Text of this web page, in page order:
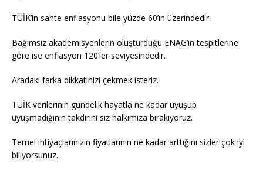
TÜİK’in sahte enflasyonu bile yüzde 60’ın üzerindedir.
Bağımsız akademisyenlerin oluşturduğu ENAG’ın tespitlerine
göre ise enflasyon 120’ler seviyesindedir.
Aradaki farka dikkatinizi çekmek isteriz.
TÜİK verilerinin gündelik hayatla ne kadar uyuşup
uyuşmadığının takdirini siz halkımıza bırakıyoruz.
Temel ihtiyaçlarınızın fiyatlarının ne kadar arttığını sizler çok iyi
biliyorsunuz.